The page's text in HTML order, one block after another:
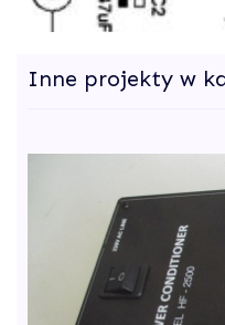
Inne projekty w